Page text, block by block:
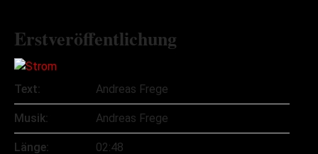
Erstveröffentlichung
Text: Andreas Frege
Musik: Andreas Frege
Länge: 02:48